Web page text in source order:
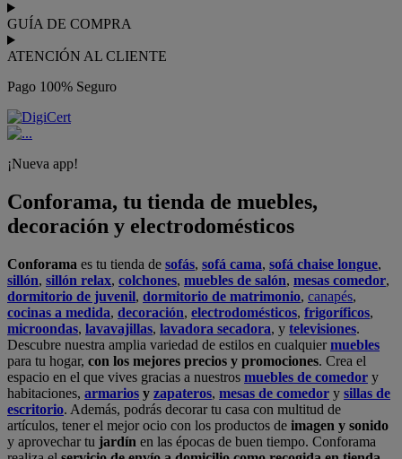
GUÍA DE COMPRA
ATENCIÓN AL CLIENTE
Pago 100% Seguro
¡Nueva app!
Conforama, tu tienda de muebles,
decoración y electrodomésticos
Conforama es tu tienda de sofás, sofá cama, sofá chaise longue,
sillón, sillón relax, colchones, muebles de salón, mesas comedor,
dormitorio de juvenil, dormitorio de matrimonio, canapés,
cocinas a medida, decoración, electrodomésticos, frigoríficos,
microondas, lavavajillas, lavadora secadora, y televisiones.
Descubre nuestra amplia variedad de estilos en cualquiermuebles
para tu hogar, con los mejores precios y promociones. Crea el
espacio en el que vives gracias a nuestros muebles de comedor y
habitaciones, armarios y zapateros, mesas de comedor y sillas de
escritorio. Además, podrás decorar tu casa con multitud de
artículos, tener el mejor ocio con los productos de imagen y sonido
y aprovechar tu jardín en las épocas de buen tiempo. Conforama